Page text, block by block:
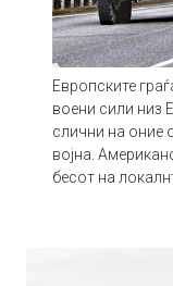
Европските
воени сили низ
слични на оние
војна.
бесот на